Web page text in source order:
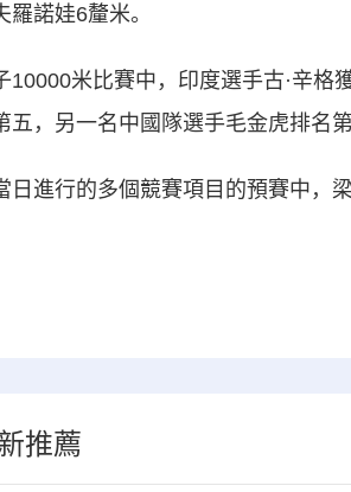
羅諾娃6釐米。
米比賽中，印度選手古·辛格
五，另一名中國隊選手毛金虎排名第
行的多個競賽項目的預賽中，梁
推薦